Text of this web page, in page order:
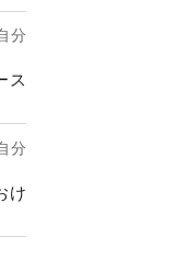
分
ス
分
け